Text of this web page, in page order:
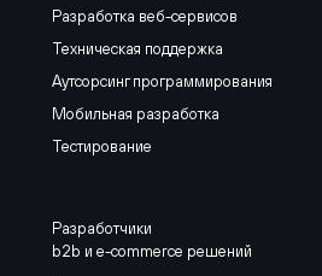
Разработчики
b2b и e-commerce решений
Разработка веб-сервисов
Техническая поддержка
Аутсорсинг программирования
Мобильная разработка
Тестирование